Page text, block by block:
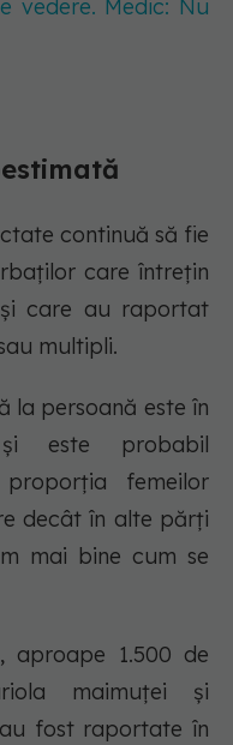
vedere. Medic: Nu
continuă să fie
care întrețin
care au raportat
multipli.
la persoană este în
este probabil
femeilor
decât în alte părți
mai bine cum se
1.500 de
maimuței și
fost raportate în